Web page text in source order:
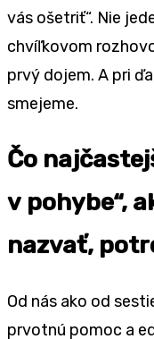
vás ošetriť“. Nie
chvíľkovom
prvý dojem. A pri
smejeme.
Čo
v pohybe“,
nazvať,
Od nás ako od
prvotnú pomoc a